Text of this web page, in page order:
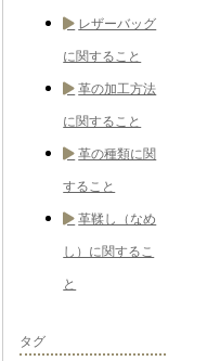
レザーバッグ
に関すること
革の加工方法
に関すること
革の種類に関
すること
革鞣し（なめ
し）に関するこ
と
タグ